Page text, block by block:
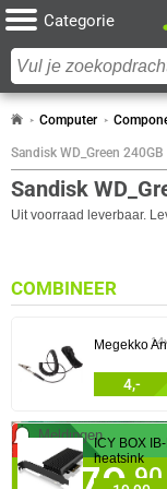
Categorie
Computer
Sandisk WD_Green 240GB
Sandisk
Uit voorraad leverbaar.
90
Meldingen
COMBINEER
Megekko
4,-
ICY BOX
heatsink